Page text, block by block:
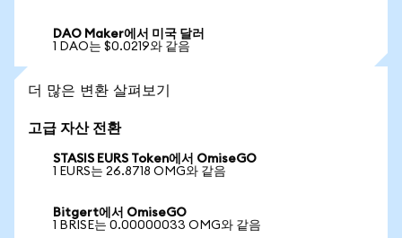
DAO Maker에서 미국 달러
1 DAO는 $0.0219와 같음
더 많은 변환 살펴보기
고급 자산 전환
STASIS EURS Token에서 OmiseGO
1 EURS는 26.8718 OMG와 같음
Bitgert에서 OmiseGO
1 BRISE는 0.00000033 OMG와 같음